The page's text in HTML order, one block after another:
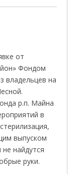
от
Фондом
владельцев на
р.п. Майна
в
выпуском
найдутся
руки.